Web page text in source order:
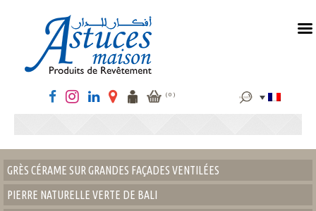
( 0 ) Rechercher :
GRÈS CÉRAME SUR GRANDES FAÇADES VENTILÉES
PIERRE NATURELLE VERTE DE BALI